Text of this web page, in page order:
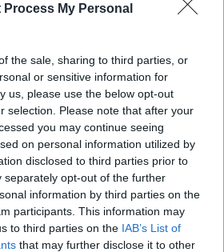
Process My Personal
the sale, sharing to third parties, or
or sensitive information for
us, please use the below opt-out
selection. Please note that after your
you may continue seeing
on personal information utilized by
disclosed to third parties prior to
separately opt-out of the further
information by third parties on the
participants. This information may
to third parties on the IAB’s List of
that may further disclose it to other
24 cikke
végeznek – lezárás miatt
közlekedésre számítsunk az
megyei vasútvonalon
0, Sziget!
is nyomoznak Szijjártó
miatt 3 év letöltendőt kaphat és
Szolnok megyében: egyre
ki a víz